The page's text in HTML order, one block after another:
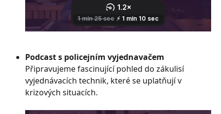
Podcast s policejním vyjednavačem
Připravujeme fascinující pohled do zákulisí
vyjednávacích technik, které se uplatňují v
krizových situacích.